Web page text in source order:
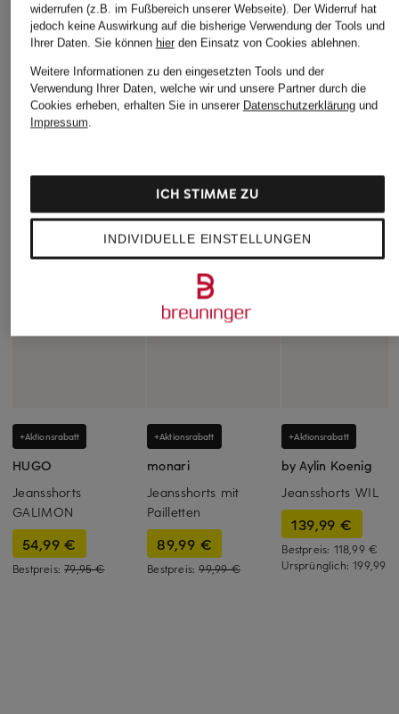
+Aktionsrabatt
HUGO
Jeansshorts
GALIMON
54,99 €
Bestpreis:79,95 €
+Aktionsrabatt
monari
Jeansshorts mit
Pailletten
89,99 €
Bestpreis:99,99 €
+Aktionsrabatt
by Aylin Koenig
Jeansshorts WIL
139,99 €
Bestpreis: 118,99 €
Ursprünglich:199,99 €
widerrufen (z.B. im Fußbereich unserer Webseite). Der Widerruf hat
jedoch keine Auswirkung auf die bisherige Verwendung der Tools und
Ihrer Daten. Sie können hierden Einsatz von Cookies ablehnen.
Weitere Informationen zu den eingesetzten Tools und der
Verwendung Ihrer Daten, welche wir und unsere Partner durch die
Cookies erheben, erhalten Sie in unserer Datenschutzerklärungund
Impressum.
INDIVIDUELLE EINSTELLUNGEN
ICH STIMME ZU